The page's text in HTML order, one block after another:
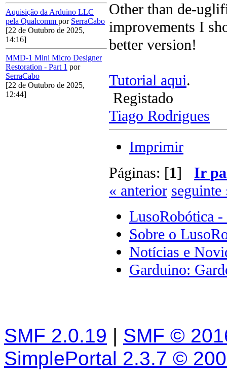
Aquisição da Arduino LLC
pela Qualcomm por SerraCabo
[22 de Outubro de 2025,
14:16]
MMD-1 Mini Micro Designer
Restoration - Part 1 por
SerraCabo
[22 de Outubro de 2025,
12:44]
Other than de-
improvements I
better version!
Tutorial aqui.
Registado
Tiago Rodrigues
Imprimir
Páginas: [1] Ir
« anterior seguinte
LusoRobótica -
Sobre o
Notícias e
Garduino:
SMF 2.0.19 | SMF ©
SimplePortal 2.3.7 ©